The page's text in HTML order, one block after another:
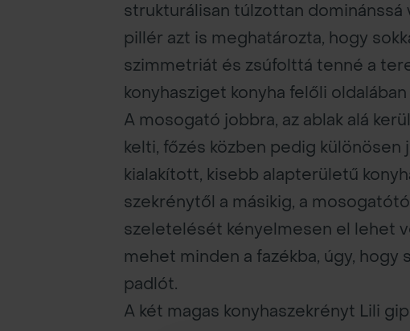
strukturálisan túlzottan dominánssá
pillér azt is meghatározta, hogy
szimmetriát és zsúfolttá tenné a
konyhasziget konyha felőli
A mosogató jobbra, az ablak alá
kelti, főzés közben pedig különösen
kialakított, kisebb alapterületű
szekrénytől a másikig, a
szeletelését kényelmesen el lehet
mehet minden a fazékba, úgy,
padlót.
A két magas konyhaszekrényt Lili